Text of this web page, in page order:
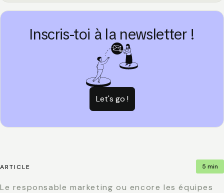
Inscris-toi à la newsletter !
Let's go !
ARTICLE 5 min
Le responsable marketing ou encore les équipes